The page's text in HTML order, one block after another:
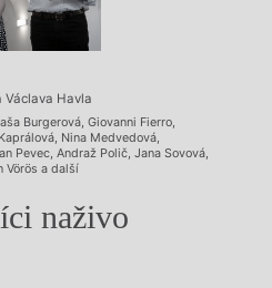
Václava Havla
Burgerová, Giovanni Fierro,
, Nina Medvedová,
Pevec, Andraž Polič, Jana Sovová,
Vörös a další
naživo